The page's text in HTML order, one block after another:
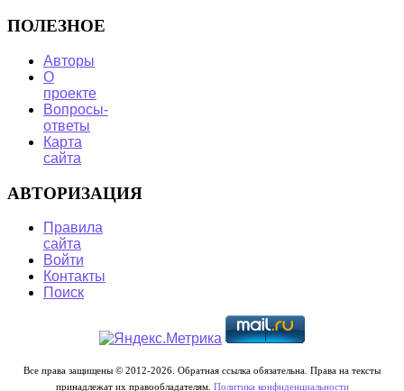
ПОЛЕЗНОЕ
Авторы
О
проекте
Вопросы-
ответы
Карта
сайта
АВТОРИЗАЦИЯ
Правила
сайта
Войти
Контакты
Поиск
Все права защищены © 2012-2026. Обратная ссылка обязательна. Права на тексты
принадлежат их правообладателям. Политика конфиденциальности